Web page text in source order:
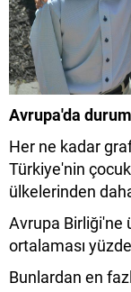
Avrupa'da
Her ne kadar
Türkiye'nin
ülkelerinden
Avrupa Birliği'ne
ortalaması
Bunlardan en